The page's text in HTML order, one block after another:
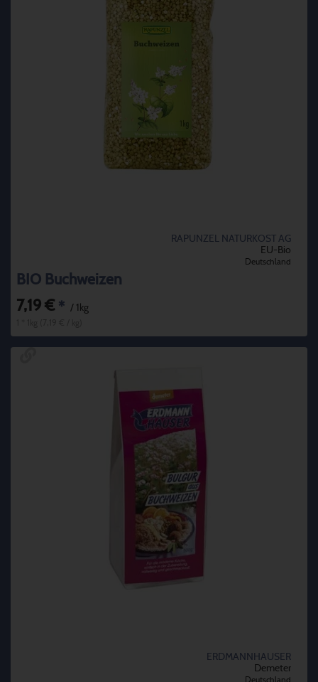
RAPUNZEL NATURKOST AG
EU-Bio
Deutschland
BIO Buchweizen
7,19 € * / 1kg
ERDMANNHAUSER
Demeter
Deutschland